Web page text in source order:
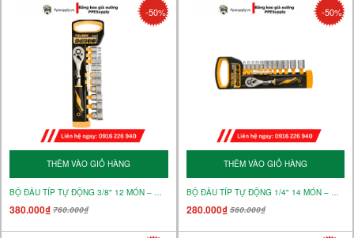
-50%
THÊM VÀO GIỎ HÀNG
BỘ ĐẦU TÍP TỰ ĐỘNG 3/8" 12 MÓN – MÃ 15151
380.000₫ 760.000₫
-50%
THÊM VÀO GIỎ HÀNG
BỘ ĐẦU TÍP TỰ ĐỘNG 1/4" 14 MÓN – MÃ 15150
280.000₫560.000₫